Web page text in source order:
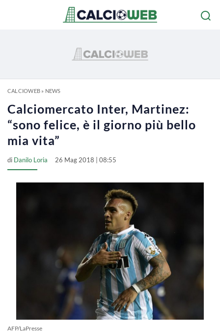
CALCIOWEB» NEWS
Calciomercato Inter, Martinez:
“sono felice, è il giorno più bello
mia vita”
di Danilo Loria 26 Mag 2018 | 08:55
AFP/LaPresse